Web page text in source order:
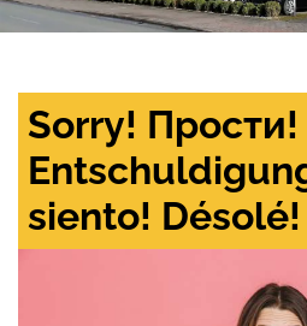
Sorry! Прости!
siento! Désolé!